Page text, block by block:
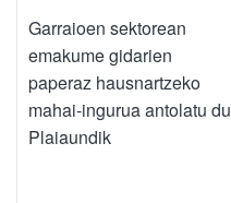
Garraioen sektorean
emakume gidarien
paperaz hausnartzeko
mahai-ingurua antolatu du
Plaiaundik